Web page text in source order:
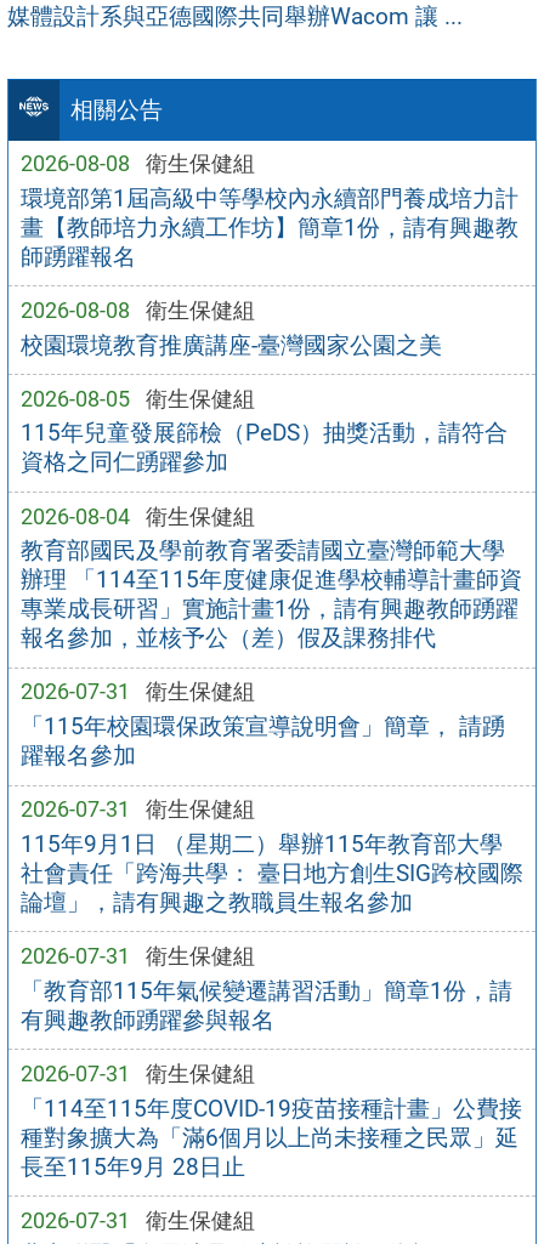
相關公告
2026-08-08 衛生保健組
環境部第1屆高級中等學校內永續部門養成培力計
畫【教師培力永續工作坊】簡章1份，請有興趣教
師踴躍報名
2026-08-08 衛生保健組
校園環境教育推廣講座-臺灣國家公園之美
2026-08-05 衛生保健組
115年兒童發展篩檢（PeDS）抽獎活動，請符合
資格之同仁踴躍參加
2026-08-04 衛生保健組
教育部國民及學前教育署委請國立臺灣師範大學
辦理 「114至115年度健康促進學校輔導計畫師資
專業成長研習」實施計畫1份，請有興趣教師踴躍
報名參加，並核予公（差）假及課務排代
2026-07-31 衛生保健組
「115年校園環保政策宣導說明會」簡章， 請踴
躍報名參加
2026-07-31 衛生保健組
115年9月1日 （星期二）舉辦115年教育部大學
社會責任「跨海共學： 臺日地方創生SIG跨校國際
論壇」，請有興趣之教職員生報名參加
2026-07-31 衛生保健組
「教育部115年氣候變遷講習活動」簡章1份，請
有興趣教師踴躍參與報名
2026-07-31 衛生保健組
「114至115年度COVID-19疫苗接種計畫」公費接
種對象擴大為「滿6個月以上尚未接種之民眾」延
長至115年9月 28日止
2026-07-31 衛生保健組
媒體設計系與亞德國際共同舉辦Wacom 讓 ...